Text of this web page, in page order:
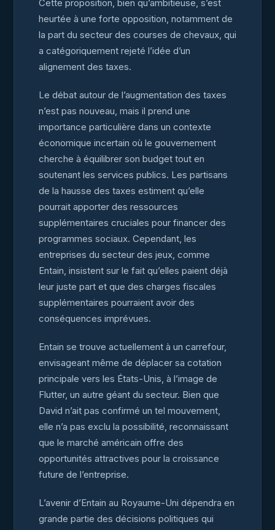
Cette proposition, bien qu’ambitieuse, s’est
heurtée à une forte opposition, notamment de
la part du secteur des courses de chevaux, qui
a catégoriquement rejeté l’idée d’un
alignement des taxes.
Le débat autour de l’augmentation des taxes
n’est pas nouveau, mais il prend une
importance particulière dans un contexte
économique incertain où le gouvernement
cherche à équilibrer son budget tout en
soutenant les services publics. Les partisans
de la hausse des taxes estiment qu’elle
pourrait apporter des ressources
supplémentaires cruciales pour financer des
programmes sociaux. Cependant, les
entreprises du secteur des jeux, comme
Entain, insistent sur le fait qu’elles paient déjà
leur juste part et que des charges fiscales
supplémentaires pourraient avoir des
conséquences imprévues.
Entain se trouve actuellement à un carrefour,
envisageant même de déplacer sa cotation
principale vers les États-Unis, à l’image de
Flutter, un autre géant du secteur. Bien que
David n’ait pas confirmé un tel mouvement,
elle n’a pas exclu la possibilité, reconnaissant
que le marché américain offre des
opportunités attractives pour la croissance
future de l’entreprise.
L’avenir d’Entain au Royaume-Uni dépendra en
grande partie des décisions politiques qui